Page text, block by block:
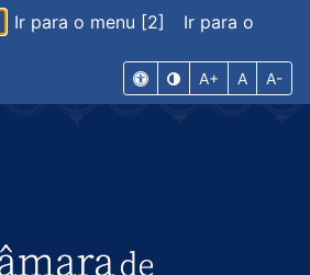
Ir para o menu [2]
Ir para o
A+ A A-